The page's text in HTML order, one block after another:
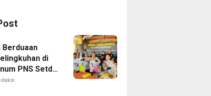
Berduaan
di
PNS Setda
Adik